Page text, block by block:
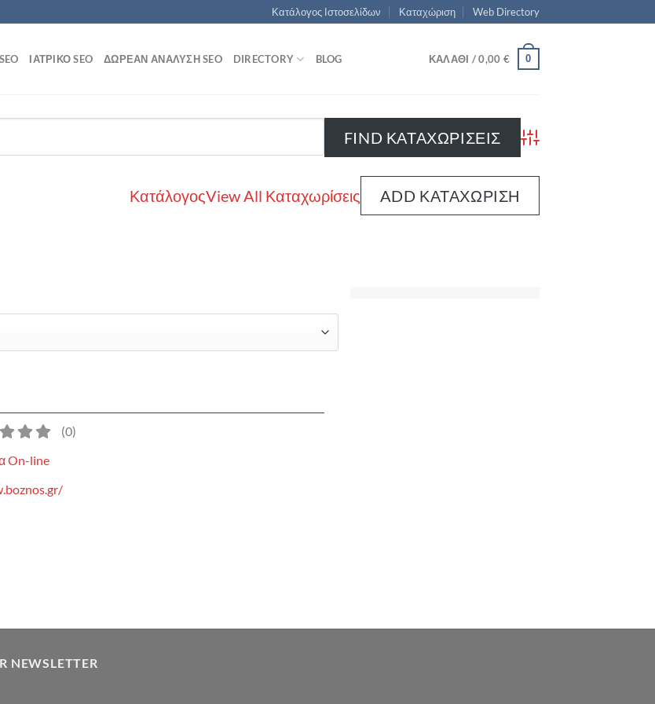
Κατάλογος Ιστοσελίδων Καταχώριση Web Directory
ΙΑΤΡΙΚΌ SEO ΔΩΡΕΆΝ ΑΝΆΛΥΣΗ SEO DIRECTORY BLOG ΚΑΛΆΘΙ /0,00 € 0
Advanced Search
ΚατάλογοςView All Καταχωρίσεις ADD ΚΑΤΑΧΏΡΙΣΗ
(0)
On-line
NEWSLETTER